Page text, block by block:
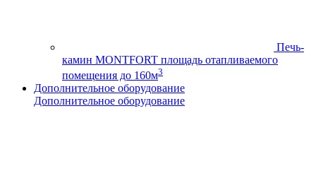
Печь-
камин MONTFORT площадь отапливаемого
помещения до 160м3
Дополнительное оборудование
Дополнительное оборудование